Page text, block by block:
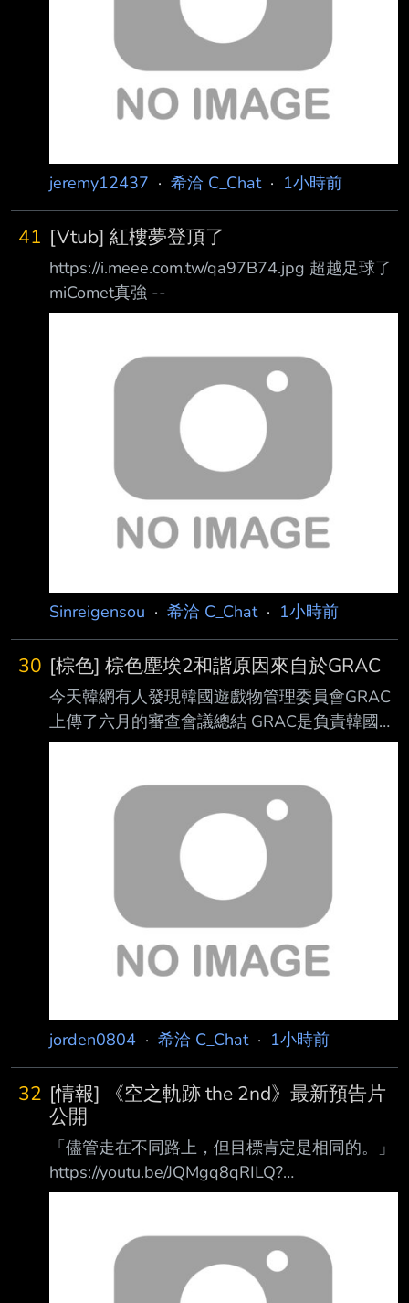
一下，這幾個小時的貼文談到アイギス應該九成
九都是在談P3的這隻) 官方的推特底下一大堆不
滿的推文 https://i.mee
jeremy12437 · 希洽 C_Chat· 1小時前
41 [Vtub] 紅樓夢登頂了
https://i.meee.com.tw/qa97B74.jpg 超越足球了
miComet真強 --
Sinreigensou · 希洽 C_Chat· 1小時前
30 [棕色] 棕色塵埃2和諧原因來自於GRAC
今天韓網有人發現韓國遊戲物管理委員會GRAC
上傳了六月的審查會議總結 GRAC是負責韓國遊
戲審查分級的部門
mode=best&p=1 PDF檔：
https://bely.cc/tl5l5Q
https://i.verb.tw/lGqCdaZh.jpg 棕2wiki有幫忙翻
https://www.gamekee.com/zsca2/715916.html
先放總結： 根據會議記錄披露的程序，該決議
目前處於行政處
jorden0804 · 希洽 C_Chat· 1小時前
32 [情報] 《空之軌跡 the 2nd》最新預告片
公開
「儘管走在不同路上，但目標肯定是相同的。」
https://youtu.be/JQMgq8qRILQ?
si=IxGBpDhYRSL2jHw_ 見證利貝爾王國的最大
全球同步推出，以《英雄傳說 空之軌跡SC》為
基礎的王道劇情RPG 第二部作完全重製版《空
之軌跡 the 2nd》最新預告片公開。 --